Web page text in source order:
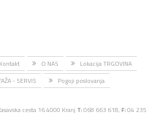
Kontakt O NAS
Lokacija TRGOVINA
- SERVIS
Pogoji poslovanja
cesta 16 4000 Kranj T:068 663 618, F:04 235